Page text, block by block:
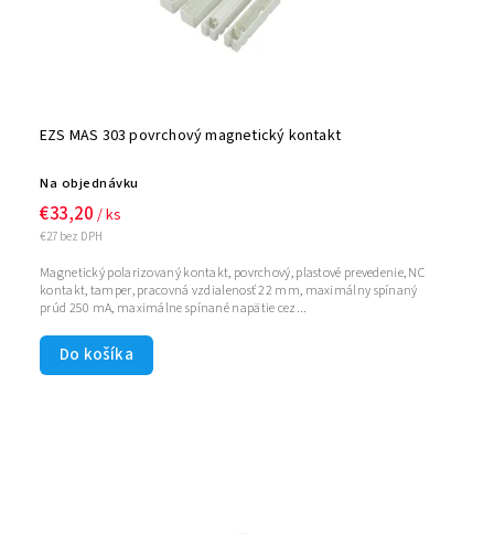
EZS MAS 303 povrchový magnetický kontakt
Na objednávku
€27 bez DPH
€33,20 / ks
Do košíka
Magnetický polarizovaný kontakt, povrchový, plastové prevedenie, NC
kontakt, tamper, pracovná vzdialenosť 22 mm, maximálny spínaný
prúd 250 mA, maximálne spínané napätie cez...